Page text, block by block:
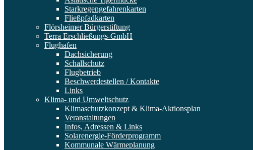
Starkregengefahrenkarten
Fließpfadkarten
Flörsheimer Bürgerstiftung
Terra Erschließungs-GmbH
Flughafen
Dachsicherung
Schallschutz
Flugbetrieb
Beschwerdestellen / Kontakte
Links
Klima- und Umweltschutz
Klimaschutzkonzept & Klima-Aktionsplan
Veranstaltungen
Infos, Adressen & Links
Solarenergie-Förderprogramm
Kommunale Wärmeplanung